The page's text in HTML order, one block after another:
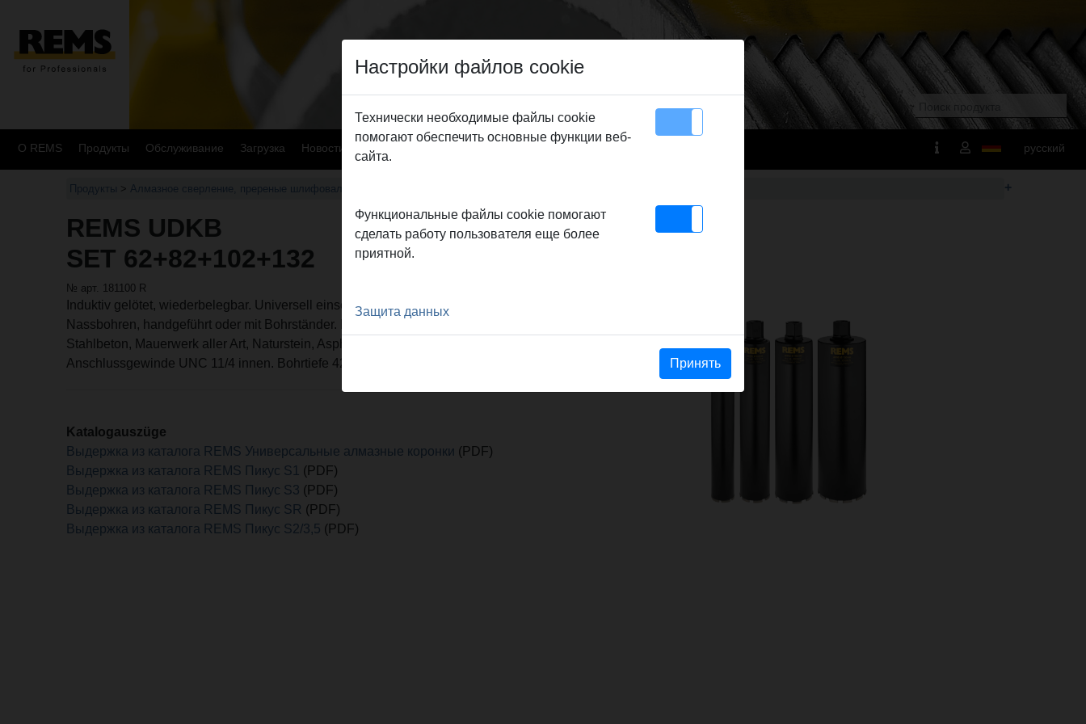
О REMS Продукты Oбслуживание Загрузка Новости Карта сайта русский
Продукты > Алмазное сверление, пререные шлифовальные станки +
REMS UDKB
SET 62+82+102+132
№ арт. 181100 R
Induktiv gelötet, wiederbelegbar. Universell einsetzbar zum Trocken- und
Nassbohren, handgeführt oder mit Bohrständer. Für viele Materialien, z. B. Beton,
Stahlbeton, Mauerwerk aller Art, Naturstein, Asphalt, Estrich aller Art.
Anschlussgewinde UNC 11/4 innen. Bohrtiefe 420 mm. Im Karton.
Katalogauszüge
Выдержка из каталога REMS Универсальные алмазные коронки (PDF)
Выдержка из каталога REMS Пикус S1
(PDF)
Выдержка из каталога REMS Пикус S3 (PDF)
Выдержка из каталога REMS Пикус SR (PDF)
Выдержка из каталога REMS Пикус S2/3,5 (PDF)
Настройки файлов cookie
Технически необходимые файлы cookie
помогают обеспечить основные функции веб-
сайта.
Функциональные файлы cookie помогают
сделать работу пользователя еще более
приятной.
Защита данных
Принять